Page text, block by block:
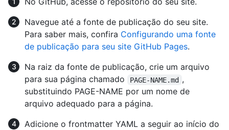
Navegue até a fonte de publicação do seu site.
Para saber mais, confira Configurando uma fonte
de publicação para seu site GitHub Pages.
Na raiz da fonte de publicação, crie um arquivo
para sua página chamado
PAGE-NAME.md ,
substituindo PAGE-NAME por um nome de
arquivo adequado para a página.
Adicione o frontmatter YAML a seguir ao início do